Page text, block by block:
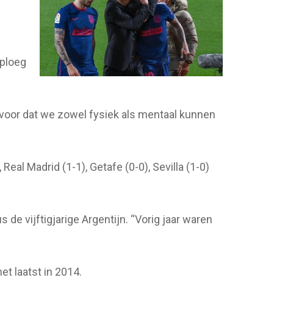
dat we zowel fysiek als mentaal kunnen
Madrid (1-1), Getafe (0-0), Sevilla (1-0)
de vijftigjarige Argentijn. “Vorig jaar waren
laatst in 2014.